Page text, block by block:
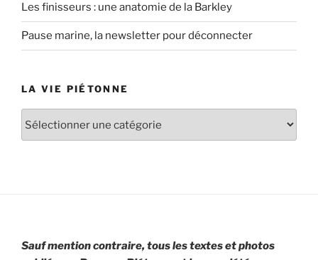
Les finisseurs : une anatomie de la Barkley
Pause marine, la newsletter pour déconnecter
LA VIE PIÉTONNE
Sauf mention contraire, tous les textes et photos